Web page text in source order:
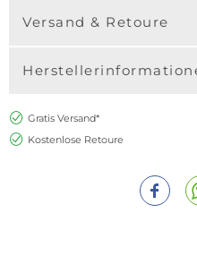
Versand & Retoure
Gratis Versand*
Kostenlose Retoure